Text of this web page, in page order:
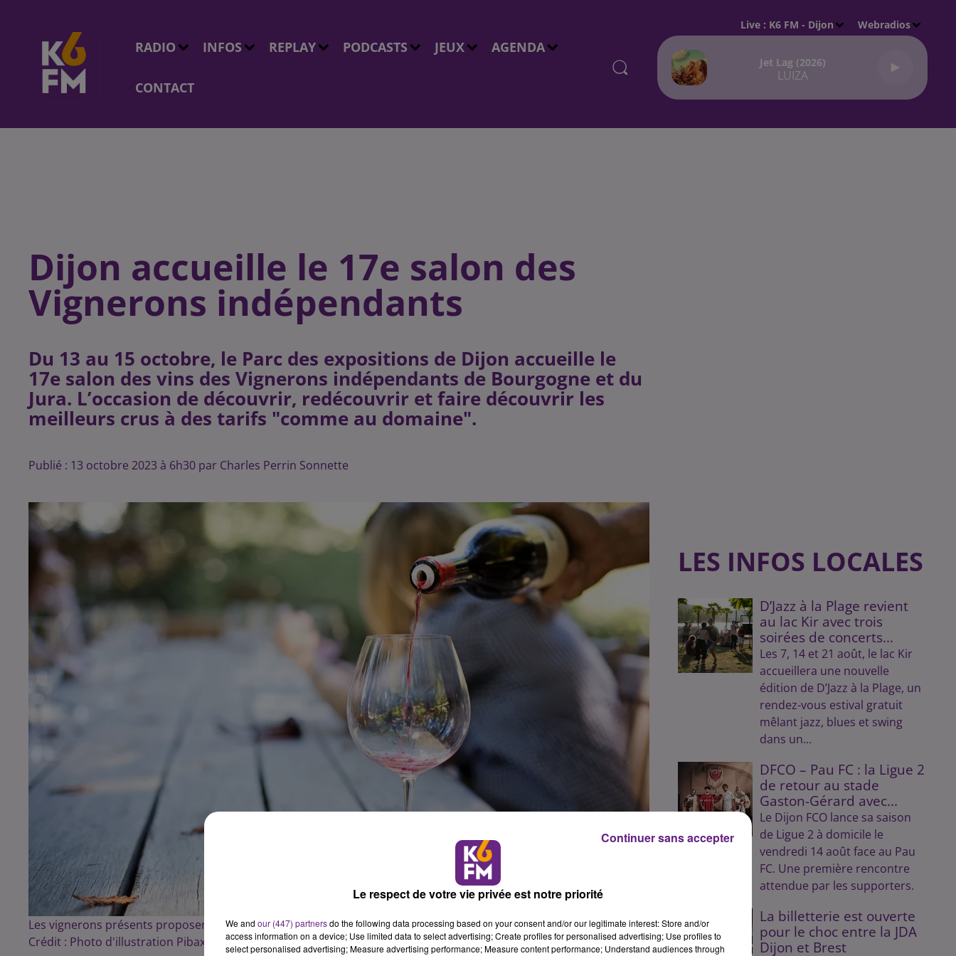
RADIO INFOS REPLAY PODCASTS JEUX AGENDA
CONTACT
Live : K6 FM - Dijon Webradios
Jet Lag (2026)
LUIZA
Dijon accueille le 17e salon des
Vignerons indépendants
Du 13 au 15 octobre, le Parc des expositions de Dijon accueille le
17e salon des vins des Vignerons indépendants de Bourgogne et du
Jura. L’occasion de découvrir, redécouvrir et faire découvrir les
meilleurs crus à des tarifs "comme au domaine".
Publié : 13 octobre 2023 à 6h30 par Charles Perrin Sonnette
Les vignerons présents proposerons des vins à la dégustation, mais aussi à l'achat.
Crédit : Photo d'illustration Pibaxay/JillWellington
LES INFOS LOCALES
D’Jazz à la Plage revient
au lac Kir avec trois
soirées de concerts...
Les 7, 14 et 21 août, le lac Kir
accueillera une nouvelle
édition de D’Jazz à la Plage, un
rendez-vous estival gratuit
mêlant jazz, blues et swing
dans un...
DFCO – Pau FC : la Ligue 2
de retour au stade
Gaston-Gérard avec...
Le Dijon FCO lance sa saison
de Ligue 2 à domicile le
vendredi 14 août face au Pau
FC. Une première rencontre
attendue par les supporters.
La billetterie est ouverte
pour le choc entre la JDA
Dijon et Brest
Le respect de votre vie privée est notre priorité
We and our (447) partnersdo the following data processing based on your consent and/or our legitimate interest: Store and/or
access information on a device; Use limited data to select advertising; Create profiles for personalised advertising; Use profiles to
select personalised advertising; Measure advertising performance; Measure content performance; Understand audiences through
Continuer sans accepter